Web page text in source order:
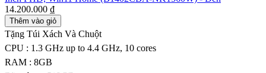
14.200.000 ₫
Thêm vào giỏ
Tặng Túi Xách Và Chuột
CPU : 1.3 GHz up to 4.4 GHz, 10 cores
RAM : 8GB